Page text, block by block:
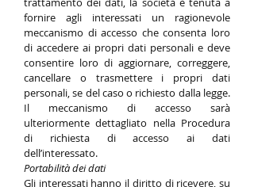
fornire agli interessati un ragionevole
meccanismo di accesso che consenta loro
di accedere ai propri dati personali e deve
consentire loro di aggiornare, correggere,
cancellare o trasmettere i propri dati
personali, se del caso o richiesto dalla legge.
Il meccanismo di accesso sarà
ulteriormente dettagliato nella Procedura
di richiesta di accesso ai dati
dell’interessato.
Portabilità dei dati
Gli interessati hanno il diritto di ricevere, su